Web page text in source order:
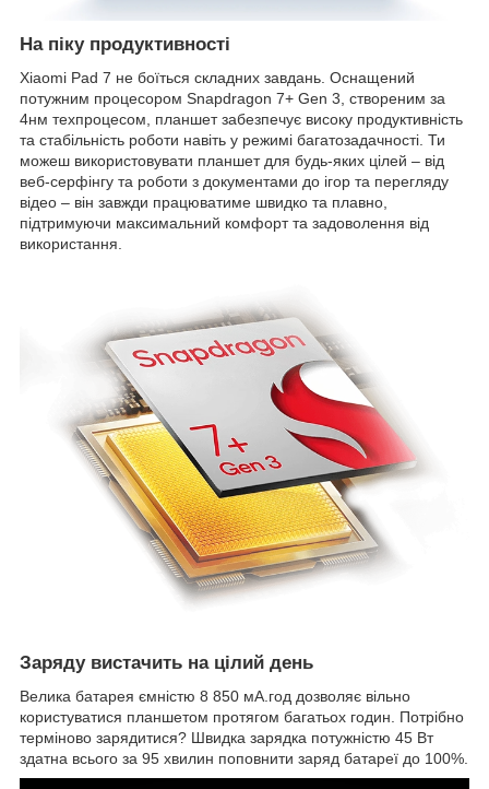
На піку продуктивності
Xiaomi Pad 7 не боїться складних завдань. Оснащений
потужним процесором Snapdragon 7+ Gen 3, створеним за
4нм техпроцесом, планшет забезпечує високу продуктивність
та стабільність роботи навіть у режимі багатозадачності. Ти
можеш використовувати планшет для будь-яких цілей – від
веб-серфінгу та роботи з документами до ігор та перегляду
відео – він завжди працюватиме швидко та плавно,
підтримуючи максимальний комфорт та задоволення від
використання.
Заряду вистачить на цілий день
Велика батарея ємністю 8 850 мА.год дозволяє вільно
користуватися планшетом протягом багатьох годин. Потрібно
терміново зарядитися? Швидка зарядка потужністю 45 Вт
здатна всього за 95 хвилин поповнити заряд батареї до 100%.